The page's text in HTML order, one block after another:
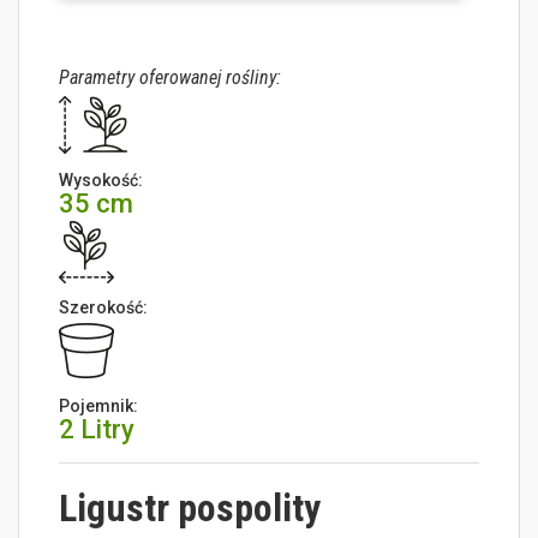
Parametry oferowanej rośliny:
Wysokość:
35 cm
Szerokość:
Pojemnik:
2 Litry
Ligustr pospolity